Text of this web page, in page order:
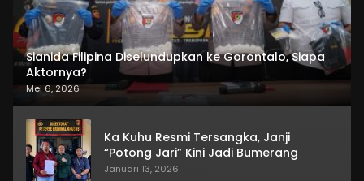
Sianida Filipina Diselundupkan ke Gorontalo, Siapa
Aktornya?
Mei 6, 2026
Ka Kuhu Resmi Tersangka, Janji
“Potong Jari” Kini Jadi Bumerang
Januari 13, 2026